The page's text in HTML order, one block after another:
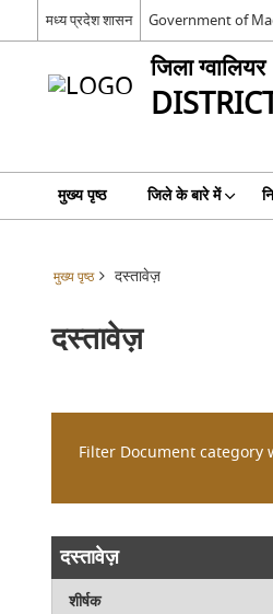
मध्य प्रदेश शासन Government of
जिला ग्वालियर
मुख्य पृष्ठ जिले के बारे में
मुख्य पृष्ठ दस्तावेज़
दस्तावेज़
Filter Document category
दस्तावेज़
शीर्षक